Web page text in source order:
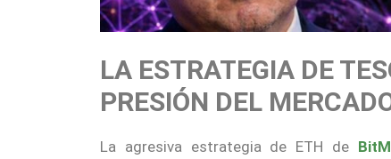
LA ESTRATEGIA DE
PRESIÓN DEL
La agresiva estrategia de ETH de